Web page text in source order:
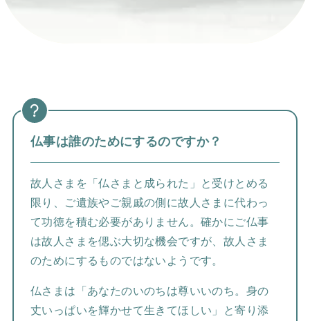
仏事は誰のためにするのですか？
故人さまを「仏さまと成られた」と受けとめる
限り、ご遺族やご親戚の側に故人さまに代わっ
て功徳を積む必要がありません。確かにご仏事
は故人さまを偲ぶ大切な機会ですが、故人さま
のためにするものではないようです。
仏さまは「あなたのいのちは尊いいのち。身の
丈いっぱいを輝かせて生きてほしい」と寄り添